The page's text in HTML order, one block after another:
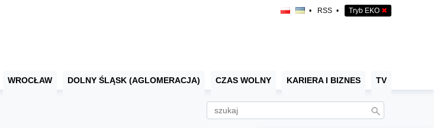
• RSS • Tryb EKO ✖
WROCŁAW DOLNY ŚLĄSK (AGLOMERACJA) CZAS WOLNY KARIERA I BIZNES TV